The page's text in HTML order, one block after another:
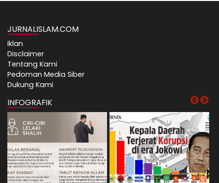
JURNALISLAM.COM
Iklan
Disclaimer
Tentang Kami
Pedoman Media Siber
Dukung Kami
INFOGRAFIK